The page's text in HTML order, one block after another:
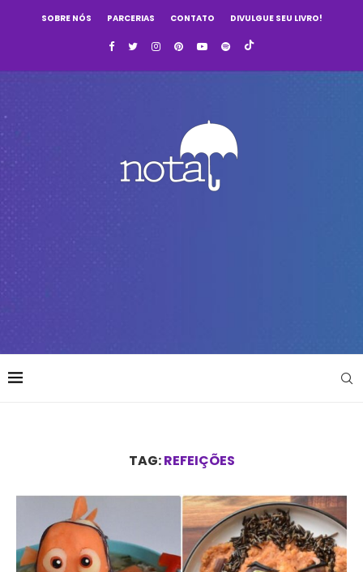
SOBRE NÓS PARCERIAS CONTATO DIVULGUE SEU LIVRO!
TAG:REFEIÇÕES